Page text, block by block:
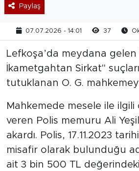
Paylaş
07.07.2026 - 14:01 37
Lefkoşa’da meydana gelen
İkametgahtan Sirkat"
tutuklanan O. G. mahkemeye
Mahkemede mesele ile
veren Polis memuru Ali
akardı. Polis, 17.11.2023
misafir olarak bulunduğu
ait 3 bin 500 TL